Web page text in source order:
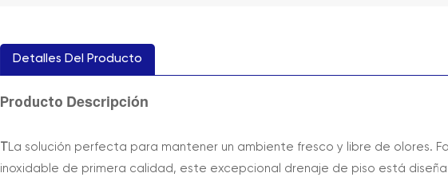
Detalles Del Producto
Producto Descripción
La solución perfecta para mantener un ambiente fresco y libre de olores.
inoxidable de primera calidad, este excepcional drenaje de piso está